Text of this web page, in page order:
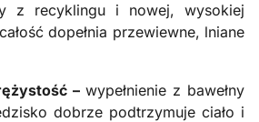
z recyklingu i nowej, wysokiej
dopełnia przewiewne, lniane
– wypełnienie z bawełny
dobrze podtrzymuje ciało i